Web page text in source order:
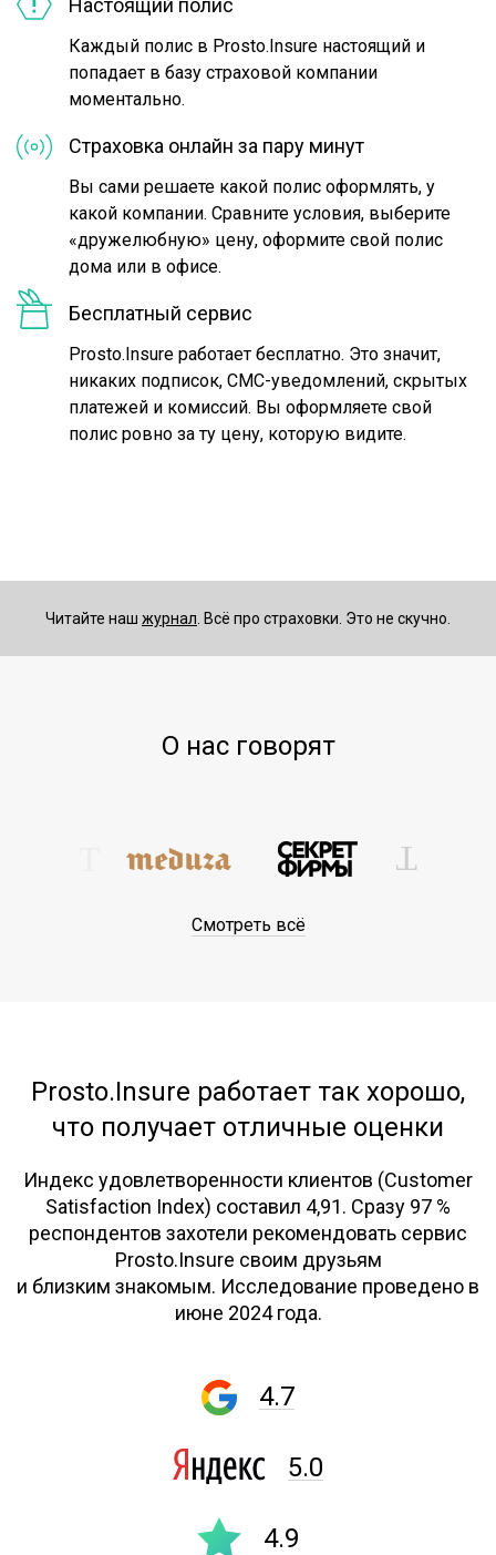
Настоящий полис
Каждый полис в Prosto.Insure настоящий и
попадает в базу страховой компании
моментально.
Страховка онлайн за пару минут
Вы сами решаете какой полис оформлять, у
какой компании. Сравните условия, выберите
«дружелюбную» цену, оформите свой полис
дома или в офисе.
Бесплатный сервис
Prosto.Insure работает бесплатно. Это значит,
никаких подписок, СМС-уведомлений, скрытых
платежей и комиссий. Вы оформляете свой
полис ровно за ту цену, которую видите.
Читайте наш журнал . Всё про страховки. Это не скучно.
О нас говорят
Смотреть всё
Prosto.Insure работает так хорошо,
что получает отличные оценки
Индекс удовлетворенности клиентов (Customer
Satisfaction Index) составил 4,91. Сразу 97 %
респондентов захотели рекомендовать сервис
Prosto.Insure своим друзьям
и близким знакомым. Исследование проведено в
июне 2024 года.
4.7
5.0
4.9